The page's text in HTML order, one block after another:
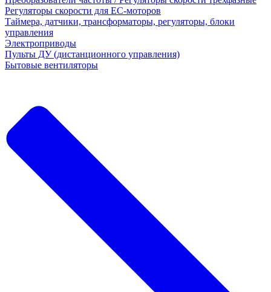
Регуляторы скорости для ЕС-моторов
Таймера, датчики, трансформаторы, регуляторы, блоки
управления
Электроприводы
Пульты ДУ (дистанционного управления)
Бытовые вентиляторы